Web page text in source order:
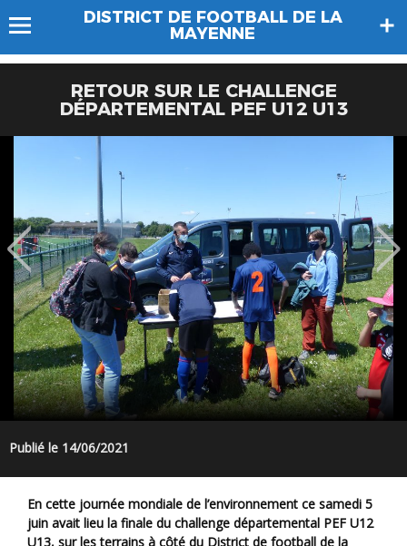
DISTRICT DE FOOTBALL DE LA
MAYENNE
RETOUR SUR LE CHALLENGE
DÉPARTEMENTAL PEF U12 U13
Publié le 14/06/2021
En cette journée mondiale de l’environnement ce samedi 5
juin avait lieu la finale du challenge départemental PEF U12
U13, sur les terrains à côté du District de football de la